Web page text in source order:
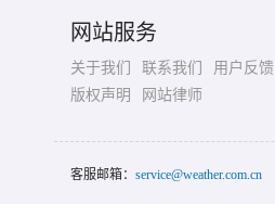
网站服务
关于我们 联系我们
用户反馈
版权声明
网站律师
客服邮箱： service@weather.com.cn